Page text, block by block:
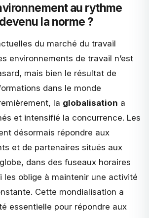
au rythme
la norme ?
du marché du travail
environnements de travail n’est
mais bien le résultat de
dans le monde
la globalisation a
et intensifié la concurrence. Les
désormais répondre aux
et de partenaires situés aux
dans des fuseaux horaires
les oblige à maintenir une activité
Cette mondialisation a
essentielle pour répondre aux